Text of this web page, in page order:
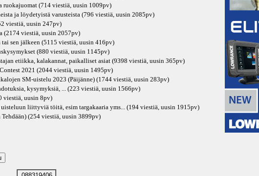
ruokajuomat (714 viestiä, uusin 1009pv)
ja löydetyistä varusteista (796 viestiä, uusin 2085pv)
viestiä, uusin 247pv)
(2174 viestiä, uusin 2057pv)
sen jälkeen (5115 viestiä, uusin 416pv)
(880 viestiä, uusin 1145pv)
etiikka, kalakannat, paikalliset asiat (9398 viestiä, uusin 365pv)
2021 (2044 viestiä, uusin 1495pv)
SM-uistelu 2023 (Päijänne) (1744 viestiä, uusin 283pv)
kysymyksiä, ... (223 viestiä, uusin 1566pv)
viestiä, uusin 8pv)
liittyviä töitä, esim targakaaria yms... (194 viestiä, uusin 1915pv)
(254 viestiä, uusin 3899pv)